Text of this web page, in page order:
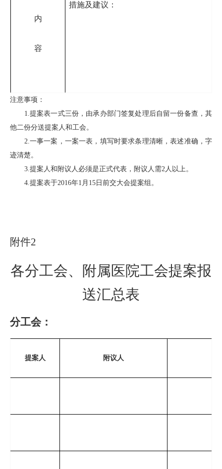
内
容
措施及建议：
签名：
经研究，本提案作为： 1. 立案提案（ ）。
意见建议（ ），送交 处理。
签名：
年 月 日
提案
人对
注意事项：
1.提案表一式三份，由承办部门签复处理后自留一份备查，其
他二份分送提案人和工会。
2.一事一案，一案一表，填写时要求条理清晰，表述准确，字
迹清楚。
3.提案人和附议人必须是正式代表，附议人需2人以上。
4.提案表于2016年1 月 15日前交大会提案组。
附件2
各分工会、附属医院工会提案报
送汇总表
分工会：
提案人 附议人